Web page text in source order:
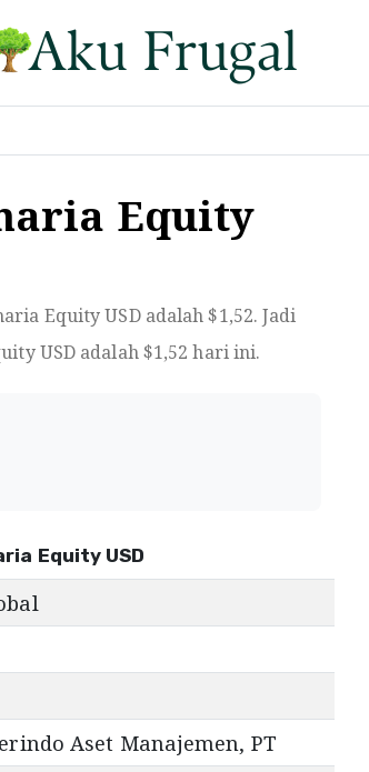
Equity
Equity USD adalah $1,52. Jadi
USD adalah $1,52 hari ini.
Equity USD
Aset Manajemen, PT